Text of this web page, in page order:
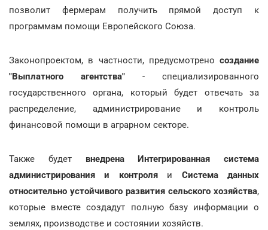
позволит фермерам получить прямой доступ к
программам помощи Европейского Союза.
Законопроектом, в частности, предусмотрено создание
"Выплатного агентства" - специализированного
государственного органа, который будет отвечать за
распределение, администрирование и контроль
финансовой помощи в аграрном секторе.
Также будет внедрена Интегрированная система
администрирования и контроляи Система данных
относительно устойчивого развития сельского хозяйства,
которые вместе создадут полную базу информации о
землях, производстве и состоянии хозяйств.